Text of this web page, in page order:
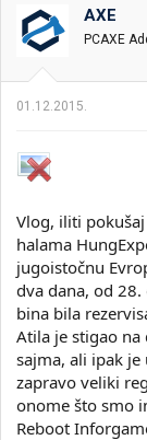
n
i
k
m
p
k
t
AXE
PCAXE
01.12.2015.
Vlog, iliti
halama
jugoistočnu
dva dana, od 28.
bina bila
Atila je stigao na
sajma, ali ipak je
zapravo veliki
onome što smo
Reboot